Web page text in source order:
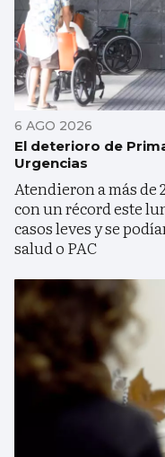
6 AGO 2026
El deterioro de
Urgencias
Atendieron a más de
con un récord este
casos leves y se
salud o PAC